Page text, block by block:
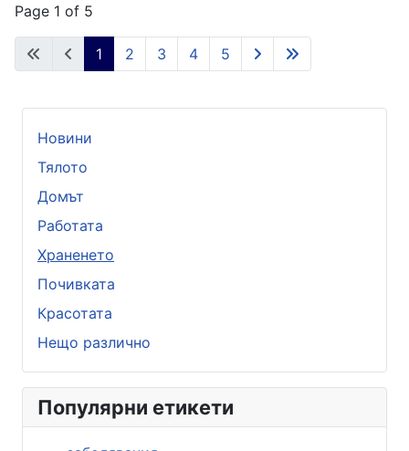
Page 1 of 5
1 2 3 4 5
Новини
Тялото
Домът
Работата
Храненето
Почивката
Красотата
Нещо различно
Популярни етикети